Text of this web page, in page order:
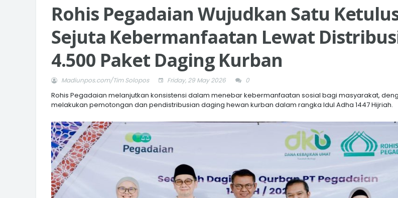
Rohis Pegadaian Wujudkan Satu
Sejuta Kebermanfaatan Lewat
4.500 Paket Daging Kurban
Madiunpos.com/Tim Solopos Friday, 29 May 2026 0
Rohis Pegadaian melanjutkan konsistensi dalam menebar kebermanfaatan sosial bagi masyarakat,
melakukan pemotongan dan pendistribusian daging hewan kurban dalam rangka Idul Adha 1447 Hijriah.